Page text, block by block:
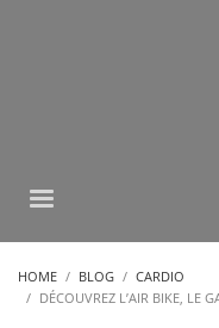
HOME BLOG
CARDIO
DÉCOUVREZ L’AIR BIKE, LE